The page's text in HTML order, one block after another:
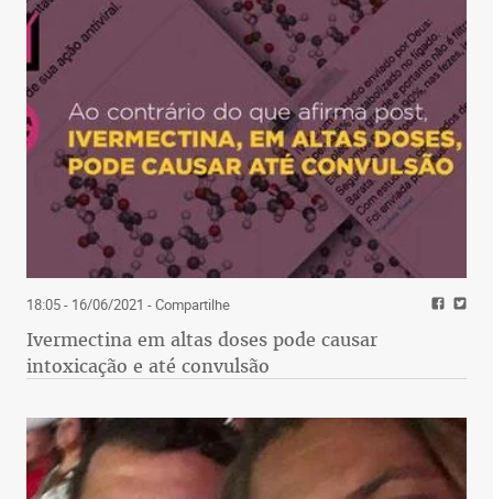
18:05 - 16/06/2021 - Compartilhe
Ivermectina em altas doses pode causar
intoxicação e até convulsão